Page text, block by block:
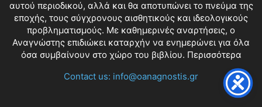
αυτού περιοδικού, αλλά και θα αποτυπώνει το πνεύμα της
εποχής, τους σύγχρονους αισθητικούς και ιδεολογικούς
προβληματισμούς. Με καθημερινές αναρτήσεις, ο
Αναγνώστης επιδιώκει καταρχήν να ενημερώνει για όλα
όσα συμβαίνουν στο χώρο του βιβλίου. Περισσότερα
Contact us: info@oanagnostis.gr